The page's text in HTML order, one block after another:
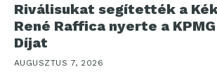
Riválisukat segítették a
René Raffica nyerte a
Díjat
AUGUSZTUS 7, 2026